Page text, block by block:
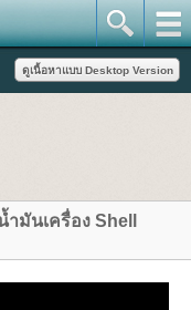
มันเครื่อง Shell